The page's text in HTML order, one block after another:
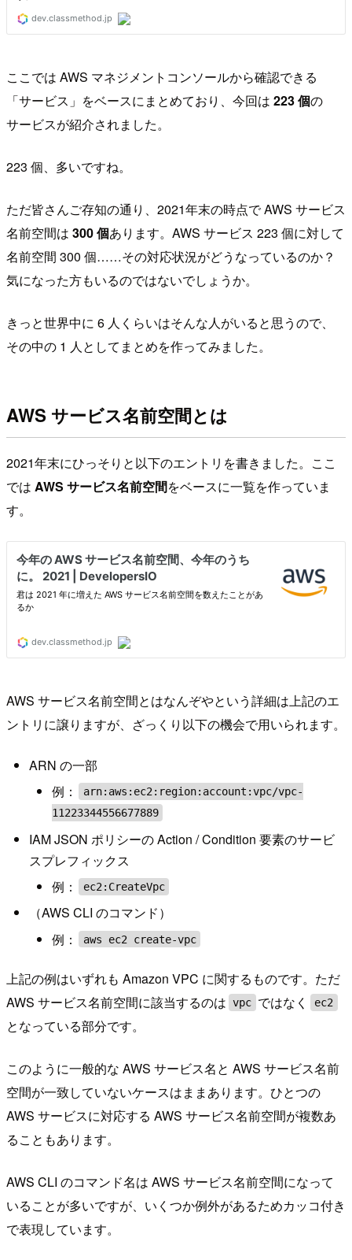
ここでは AWS マネジメントコンソールから確認できる
「サービス」をベースにまとめており、今回は 223 個の
サービスが紹介されました。
223 個、多いですね。
ただ皆さんご存知の通り、2021年末の時点で AWS サービス
名前空間は 300 個あります。AWS サービス 223 個に対して
名前空間 300 個……その対応状況がどうなっているのか？
気になった方もいるのではないでしょうか。
きっと世界中に 6 人くらいはそんな人がいると思うので、
その中の 1 人としてまとめを作ってみました。
AWS サービス名前空間とは
2021年末にひっそりと以下のエントリを書きました。ここ
では AWS サービス名前空間をベースに一覧を作っていま
す。
AWS サービス名前空間とはなんぞやという詳細は上記のエ
ントリに譲りますが、ざっくり以下の機会で用いられます。
ARN の一部
例：
arn:aws:ec2:region:account:vpc/vpc-
11223344556677889
IAM JSON ポリシーの Action / Condition 要素のサービ
スプレフィックス
例：
ec2:CreateVpc
（AWS CLI のコマンド）
例：
aws ec2 create-vpc
上記の例はいずれも Amazon VPC に関するものです。ただ
AWS サービス名前空間に該当するのは vpc ではなく ec2
となっている部分です。
このように一般的な AWS サービス名と AWS サービス名前
空間が一致していないケースはままあります。ひとつの
AWS サービスに対応する AWS サービス名前空間が複数あ
ることもあります。
AWS CLI のコマンド名は AWS サービス名前空間になって
いることが多いですが、いくつか例外があるためカッコ付き
で表現しています。